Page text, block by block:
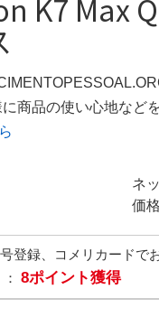
K7 Max
商品の使い心地など
ネ
価
登録、コメリカードで
8ポイント獲得